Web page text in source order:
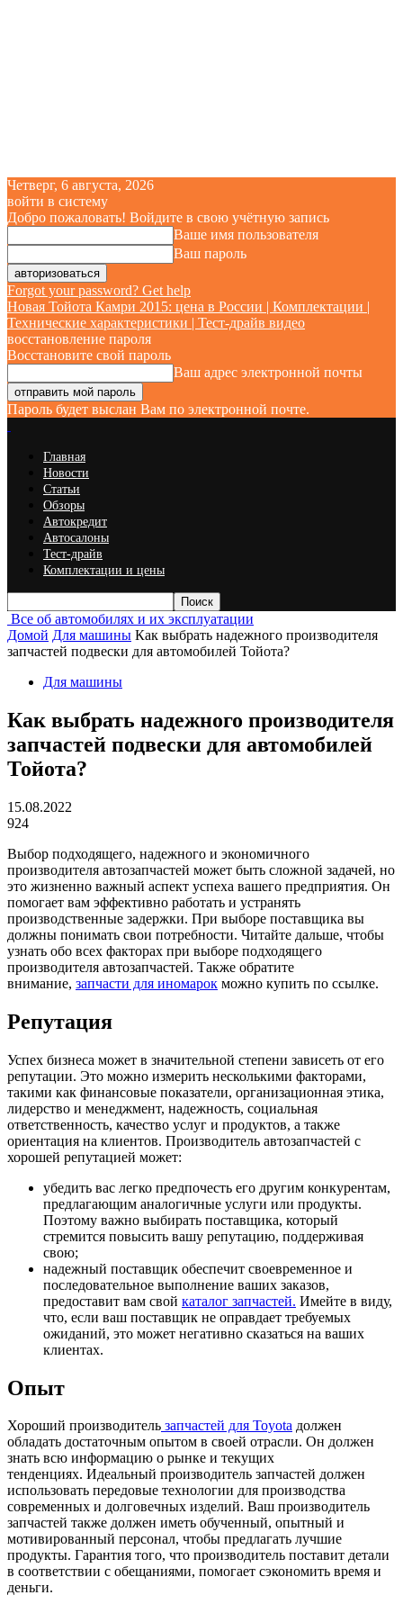
Четверг, 6 августа, 2026
войти в систему
Добро пожаловать! Войдите в свою учётную запись
Ваше имя пользователя
Ваш пароль
Forgot your password? Get help
Новая Тойота Камри 2015: цена в России | Комплектации |
Технические характеристики | Тест-драйв видео
восстановление пароля
Восстановите свой пароль
Ваш адрес электронной почты
Пароль будет выслан Вам по электронной почте.
Главная
Новости
Статьи
Обзоры
Автокредит
Автосалоны
Тест-драйв
Комплектации и цены
Все об автомобилях и их эксплуатации
Домой Для машины Как выбрать надежного производителя
запчастей подвески для автомобилей Тойота?
Для машины
Как выбрать надежного производителя
запчастей подвески для автомобилей
Тойота?
15.08.2022
924
Выбор подходящего, надежного и экономичного
производителя автозапчастей может быть сложной задачей, но
это жизненно важный аспект успеха вашего предприятия. Он
помогает вам эффективно работать и устранять
производственные задержки. При выборе поставщика вы
должны понимать свои потребности. Читайте дальше, чтобы
узнать обо всех факторах при выборе подходящего
производителя автозапчастей. Также обратите
внимание, запчасти для иномарок можно купить по ссылке.
Репутация
Успех бизнеса может в значительной степени зависеть от его
репутации. Это можно измерить несколькими факторами,
такими как финансовые показатели, организационная этика,
лидерство и менеджмент, надежность, социальная
ответственность, качество услуг и продуктов, а также
ориентация на клиентов. Производитель автозапчастей с
хорошей репутацией может:
убедить вас легко предпочесть его другим конкурентам,
предлагающим аналогичные услуги или продукты.
Поэтому важно выбирать поставщика, который
стремится повысить вашу репутацию, поддерживая
свою;
надежный поставщик обеспечит своевременное и
последовательное выполнение ваших заказов,
предоставит вам свой каталог запчастей. Имейте в виду,
что, если ваш поставщик не оправдает требуемых
ожиданий, это может негативно сказаться на ваших
клиентах.
Опыт
Хороший производитель запчастей для Toyota должен
обладать достаточным опытом в своей отрасли. Он должен
знать всю информацию о рынке и текущих
тенденциях. Идеальный производитель запчастей должен
использовать передовые технологии для производства
современных и долговечных изделий. Ваш производитель
запчастей также должен иметь обученный, опытный и
мотивированный персонал, чтобы предлагать лучшие
продукты. Гарантия того, что производитель поставит детали
в соответствии с обещаниями, помогает сэкономить время и
деньги.